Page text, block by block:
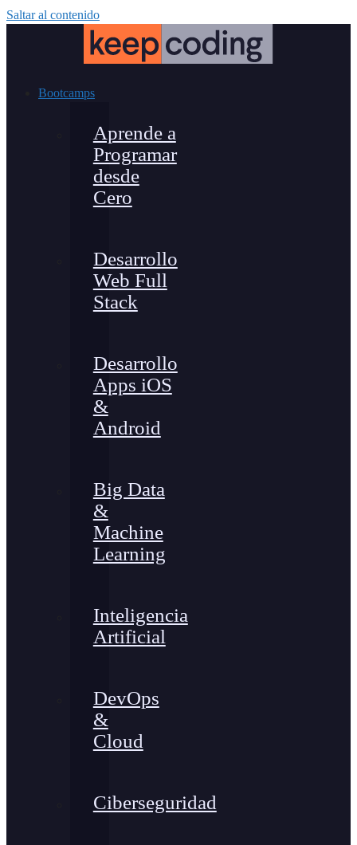
Saltar al contenido
Bootcamps
Aprende a
Programar
desde
Cero
Desarrollo
Web Full
Stack
Desarrollo
Apps iOS
&
Android
Big Data
&
Machine
Learning
Inteligencia
Artificial
DevOps
&
Cloud
Ciberseguridad